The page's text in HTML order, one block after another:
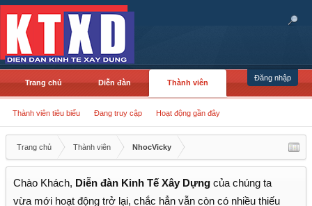
Đăng nhập
Trang chủ Diễn đàn Thành viên
Thành viên tiêu biểu Đang truy cập Hoạt động gần đây
Trang chủ Thành viên NhocVicky
Chào Khách, Diễn đàn Kinh Tế Xây Dựng của chúng ta
vừa mới hoạt động trở lại, chắc hẳn vẫn còn có nhiều thiếu